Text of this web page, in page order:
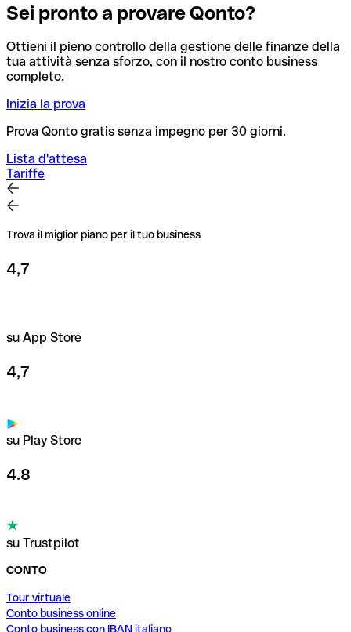
Sei pronto a provare Qonto?
Ottieni il pieno controllo della gestione delle finanze della
tua attività senza sforzo, con il nostro conto business
completo.
Inizia la prova
Prova Qonto gratis senza impegno per 30 giorni.
Lista d'attesa
Tariffe
Trova il miglior piano per il tuo business
4,7
su App Store
4,7
su Play Store
4.8
su Trustpilot
CONTO
Tour virtuale
Conto business online
Conto business con IBAN italiano